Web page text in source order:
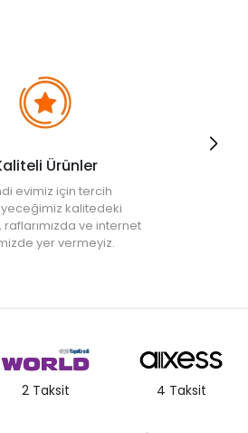
Ürünler
evimiz için tercih
kalitedeki
raflarımızda ve internet
yer vermeyiz.
2 Taksit 4 Taksit